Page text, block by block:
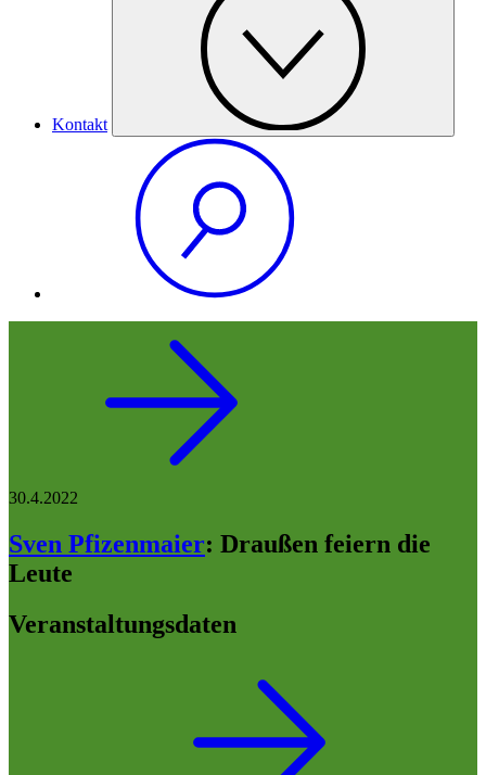
Kontakt
30.4.2022
Sven Pfizenmaier: Draußen feiern die
Leute
Veranstaltungsdaten